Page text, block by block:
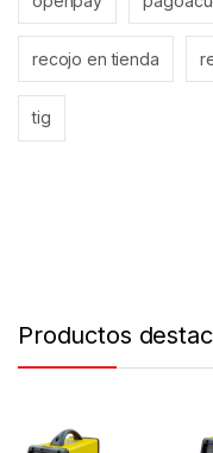
recojo en tienda
tig
Productos